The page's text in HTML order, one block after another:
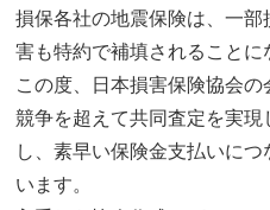
損保各社の地震保険は、一
害も特約で補填されることに
この度、日本損害保険協会
競争を超えて共同査定を実
し、素早い保険金支払いに
います。